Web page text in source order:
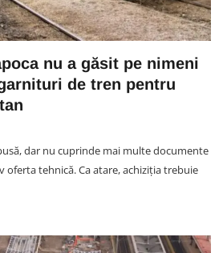
nu a găsit pe nimeni
de tren pentru
dar nu cuprinde mai multe documente
oferta tehnică. Ca atare, achiziția trebuie